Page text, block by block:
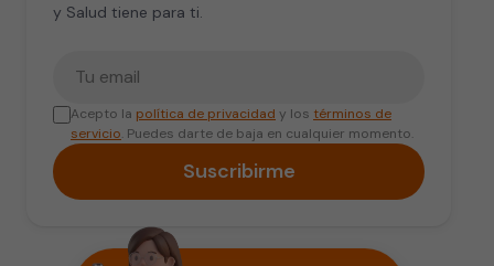
y Salud tiene para ti.
Acepto la política de privacidad y los términos de
servicio. Puedes darte de baja en cualquier momento.
Suscribirme